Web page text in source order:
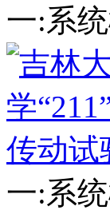
一:系
一:系